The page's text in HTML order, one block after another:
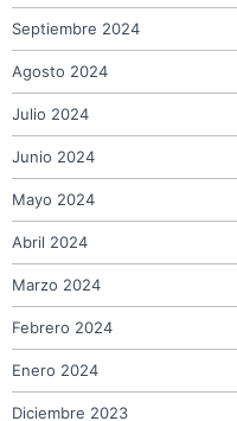
Septiembre 2024
Agosto 2024
Julio 2024
Junio 2024
Mayo 2024
Abril 2024
Marzo 2024
Febrero 2024
Enero 2024
Diciembre 2023